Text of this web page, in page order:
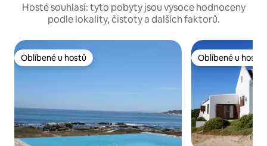
Hosté souhlasí: tyto pobyty jsou vysoce hodnoceny
podle lokality, čistoty a dalších faktorů.
Oblíbené u hostů
Oblíbené u hostů Oblíbené u hostů
Oblíbené u hostů